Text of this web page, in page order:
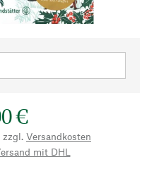
€
zzgl. Versandkosten
mit DHL